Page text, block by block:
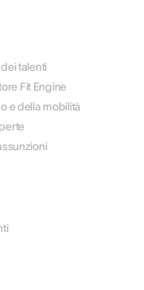
talenti
Fit Engine
e della mobilità